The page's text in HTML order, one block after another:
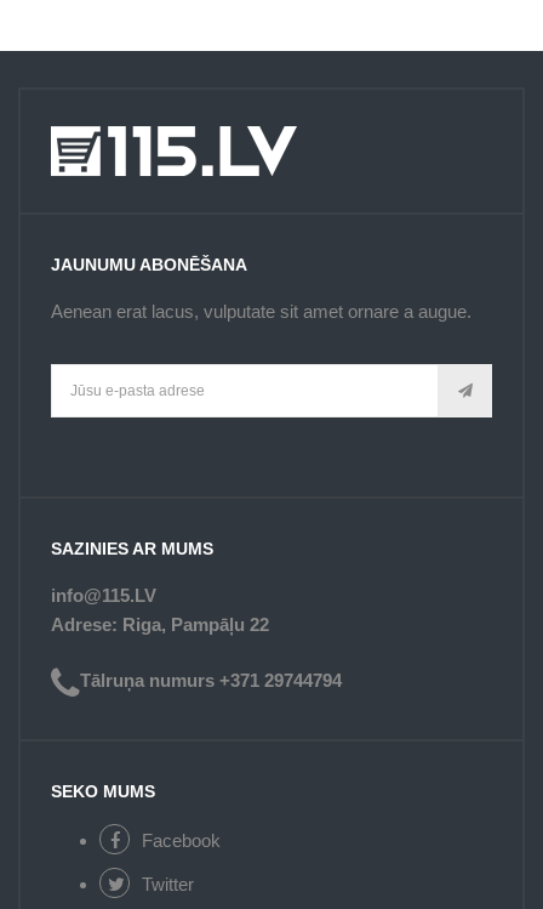
JAUNUMU ABONĒŠANA
Aenean erat lacus, vulputate sit amet ornare a augue.
SAZINIES AR MUMS
info@115.LV
Adrese: Riga, Pampāļu 22
Tālruņa numurs +371 29744794
SEKO MUMS
Facebook
Twitter